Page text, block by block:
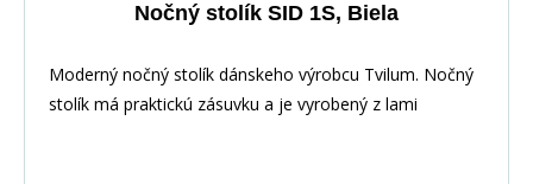
Nočný stolík SID 1S, Biela
Moderný nočný stolík dánskeho výrobcu Tvilum. Nočný
stolík má praktickú zásuvku a je vyrobený z lami